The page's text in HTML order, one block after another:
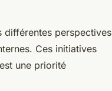
différentes perspectives
Ces initiatives
une priorité